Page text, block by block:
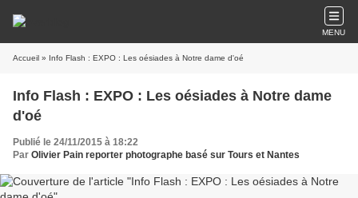
MENU
Accueil » Info Flash : EXPO : Les oésiades à Notre dame d'oé
Info Flash : EXPO : Les oésiades à Notre dame
d'oé
Publié le 24/11/2015 à 18:22
Par Olivier Pain reporter photographe basé sur Tours et Nantes